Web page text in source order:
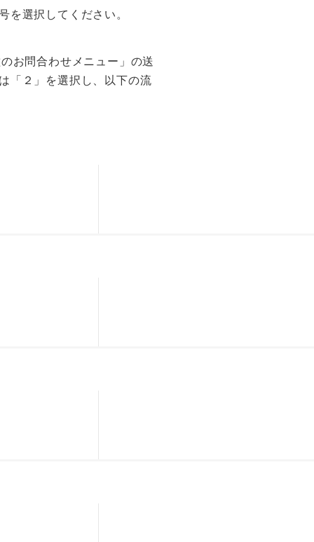
を選択してください。
お問合わせメニュー」の送
「２」を選択し、以下の流